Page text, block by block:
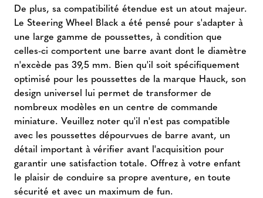
De plus, sa compatibilité étendue est un atout majeur.
Le Steering Wheel Black a été pensé pour s'adapter à
une large gamme de poussettes, à condition que
celles-ci comportent une barre avant dont le diamètre
n'excède pas 39,5 mm. Bien qu'il soit spécifiquement
optimisé pour les poussettes de la marque Hauck, son
design universel lui permet de transformer de
nombreux modèles en un centre de commande
miniature. Veuillez noter qu'il n'est pas compatible
avec les poussettes dépourvues de barre avant, un
détail important à vérifier avant l'acquisition pour
garantir une satisfaction totale. Offrez à votre enfant
le plaisir de conduire sa propre aventure, en toute
sécurité et avec un maximum de fun.